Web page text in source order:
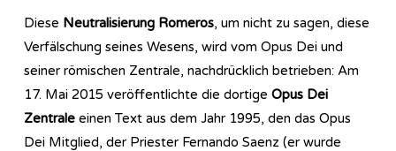
Diese Neutralisierung Romeros, um nicht zu sagen, diese
Verfälschung seines Wesens, wird vom Opus Dei und
seiner römischen Zentrale, nachdrücklich betrieben: Am
17. Mai 2015 veröffentlichte die dortige Opus Dei
Zentrale einen Text aus dem Jahr 1995, den das Opus
Dei Mitglied, der Priester Fernando Saenz (er wurde